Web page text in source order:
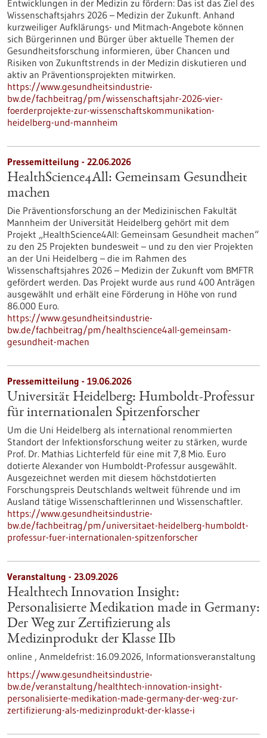
Entwicklungen in der Medizin zu fördern: Das ist das Ziel des
Wissenschaftsjahrs 2026 – Medizin der Zukunft. Anhand
kurzweiliger Aufklärungs- und Mitmach-Angebote können
sich Bürgerinnen und Bürger über aktuelle Themen der
Gesundheitsforschung informieren, über Chancen und
Risiken von Zukunftstrends in der Medizin diskutieren und
aktiv an Präventionsprojekten mitwirken.
https://www.gesundheitsindustrie-
bw.de/fachbeitrag/pm/wissenschaftsjahr-2026-vier-
foerderprojekte-zur-wissenschaftskommunikation-
heidelberg-und-mannheim
Pressemitteilung - 22.06.2026
HealthScience4All: Gemeinsam Gesundheit
machen
Die Präventionsforschung an der Medizinischen Fakultät
Mannheim der Universität Heidelberg gehört mit dem
Projekt „HealthScience4All: Gemeinsam Gesundheit machen“
zu den 25 Projekten bundesweit – und zu den vier Projekten
an der Uni Heidelberg – die im Rahmen des
Wissenschaftsjahres 2026 – Medizin der Zukunft vom BMFTR
gefördert werden. Das Projekt wurde aus rund 400 Anträgen
ausgewählt und erhält eine Förderung in Höhe von rund
86.000 Euro.
https://www.gesundheitsindustrie-
bw.de/fachbeitrag/pm/healthscience4all-gemeinsam-
gesundheit-machen
Pressemitteilung - 19.06.2026
Universität Heidelberg: Humboldt-Professur
für internationalen Spitzenforscher
Um die Uni Heidelberg als international renommierten
Standort der Infektionsforschung weiter zu stärken, wurde
Prof. Dr. Mathias Lichterfeld für eine mit 7,8 Mio. Euro
dotierte Alexander von Humboldt-Professur ausgewählt.
Ausgezeichnet werden mit diesem höchstdotierten
Forschungspreis Deutschlands weltweit führende und im
Ausland tätige Wissenschaftlerinnen und Wissenschaftler.
https://www.gesundheitsindustrie-
bw.de/fachbeitrag/pm/universitaet-heidelberg-humboldt-
professur-fuer-internationalen-spitzenforscher
Veranstaltung - 23.09.2026
Healthtech Innovation Insight:
Personalisierte Medikation made in Germany:
Der Weg zur Zertifizierung als
Medizinprodukt der Klasse IIb
online , Anmeldefrist: 16.09.2026, Informationsveranstaltung
https://www.gesundheitsindustrie-
bw.de/veranstaltung/healthtech-innovation-insight-
personalisierte-medikation-made-germany-der-weg-zur-
zertifizierung-als-medizinprodukt-der-klasse-i